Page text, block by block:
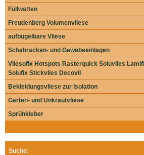
Füllwatten
Freudenberg Volumenvliese
aufbügelbare Vliese
Schabracken- und Gewebeeinlagen
Vliesofix Hotspots Rasterquick Soluvlies
Solufix Stickvlies Decovil
Bekleidungsvliese zur Isolation
Garten- und Unkrautvliese
Sprühkleber
Suche: